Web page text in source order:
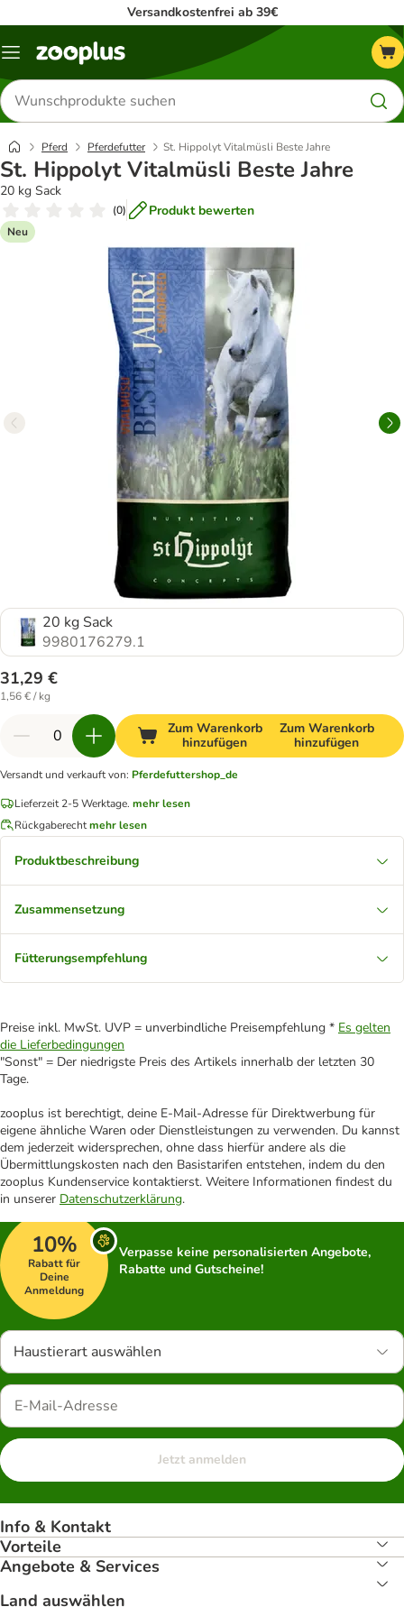
Versandkostenfrei ab 39€
Menü
Produkte
suchen
Pferd Pferdefutter St. Hippolyt Vitalmüsli Beste Jahre
St. Hippolyt Vitalmüsli Beste Jahre
20 kg Sack
(0) Produkt bewerten
Neu
20 kg Sack
9980176279.1
31,29 €
1,56 € / kg
Zum Warenkorb
hinzufügen
Zum Warenkorb
hinzufügen
Versandt und verkauft von: Pferdefuttershop_de
Lieferzeit 2-5 Werktage. mehr lesen
Rückgaberechtmehr lesen
Produktbeschreibung
Zusammensetzung
Fütterungsempfehlung
Preise inkl. MwSt. UVP = unverbindliche Preisempfehlung * Es gelten
die Lieferbedingungen
"Sonst" = Der niedrigste Preis des Artikels innerhalb der letzten 30
Tage.
zooplus ist berechtigt, deine E-Mail-Adresse für Direktwerbung für
eigene ähnliche Waren oder Dienstleistungen zu verwenden. Du kannst
dem jederzeit widersprechen, ohne dass hierfür andere als die
Übermittlungskosten nach den Basistarifen entstehen, indem du den
zooplus Kundenservice kontaktierst. Weitere Informationen findest du
in unserer Datenschutzerklärung.
10%
Rabatt für
Deine
Anmeldung
Verpasse keine personalisierten Angebote,
Rabatte und Gutscheine!
Haustierart auswählen
Jetzt anmelden
Info & Kontakt
Vorteile
Angebote & Services
Land auswählen